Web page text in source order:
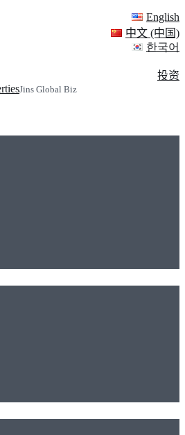
English
中文 (中国)
한국어
投资
Jins Global Biz